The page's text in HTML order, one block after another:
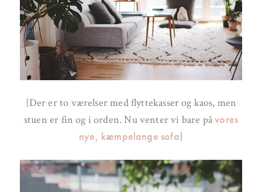
{Der er to værelser med flyttekasser og kaos, men
stuen er fin og i orden. Nu venter vi bare påvores
nye, kæmpelange sofa}